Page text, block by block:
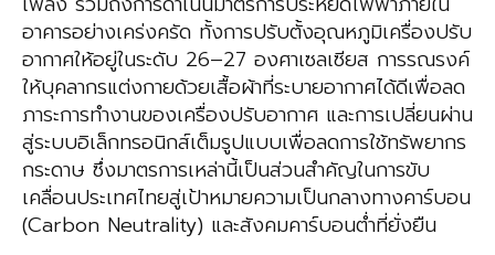
อาคารอย่างเคร่งครัด ทั้งการปรับตั้งอุณหภูมิเครื่องปรับ
อากาศให้อยู่ในระดับ 26–27 องศาเซลเซียส การรณรงค์
ให้บุคลากรแต่งกายด้วยเสื้อผ้าที่ระบายอากาศได้ดีเพื่อลด
ภาระการทำงานของเครื่องปรับอากาศ และการเปลี่ยนผ่าน
สู่ระบบอิเล็กทรอนิกส์เต็มรูปแบบเพื่อลดการใช้ทรัพยากร
กระดาษ ซึ่งมาตรการเหล่านี้เป็นส่วนสำคัญในการขับ
เคลื่อนประเทศไทยสู่เป้าหมายความเป็นกลางทางคาร์บอน
(Carbon Neutrality) และสังคมคาร์บอนต่ำที่ยั่งยืน